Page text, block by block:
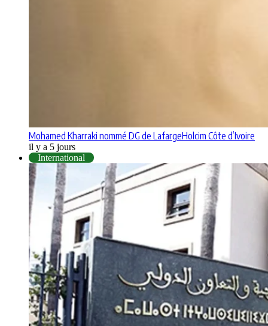
Mohamed Kharraki nommé DG de LafargeHolcim Côte d’Ivoire
il y a 5 jours
International